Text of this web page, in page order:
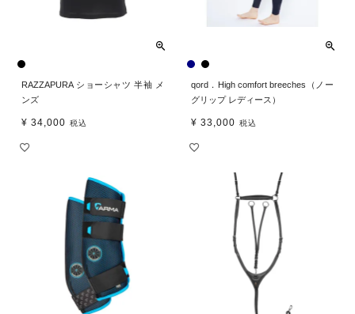
RAZZAPURA ショーシャツ 半袖 メ
ンズ
¥ 34,000 税込
qord．High comfort breeches（ノー
グリップ レディース）
¥ 33,000 税込